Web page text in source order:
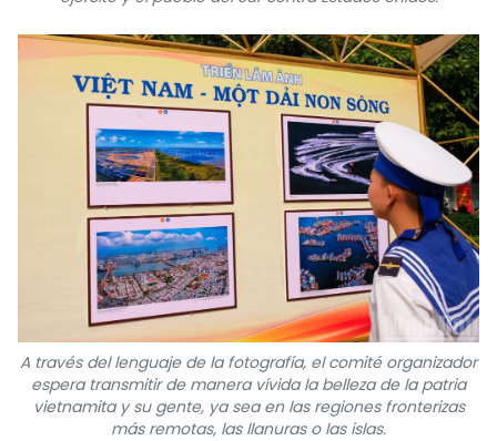
A través del lenguaje de la fotografía, el comité organizador
espera transmitir de manera vívida la belleza de la patria
vietnamita y su gente, ya sea en las regiones fronterizas
más remotas, las llanuras o las islas.